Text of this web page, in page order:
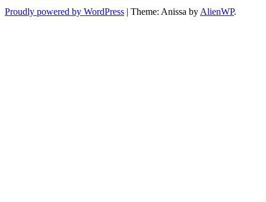
Proudly powered by WordPress | Theme: Anissa by AlienWP.